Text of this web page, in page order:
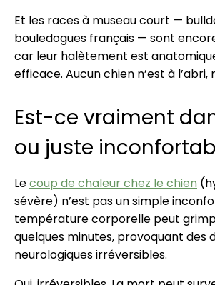
Et les races à museau court —
bouledogues français — sont
car leur halètement est
efficace. Aucun chien n’est à l’abri,
Est-ce vraiment
ou juste
Lecoup de chaleur chez le chien
sévère) n’est pas un simple
température corporelle peut
quelques minutes, provoquant des
neurologiques irréversibles.